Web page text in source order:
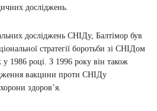
досліджень.
досліджень СНІДу, Балтімор був
стратегії боротьби зі СНІДом
у 1986 році. З 1996 року він також
вакцини проти СНІДу
здоров’я.